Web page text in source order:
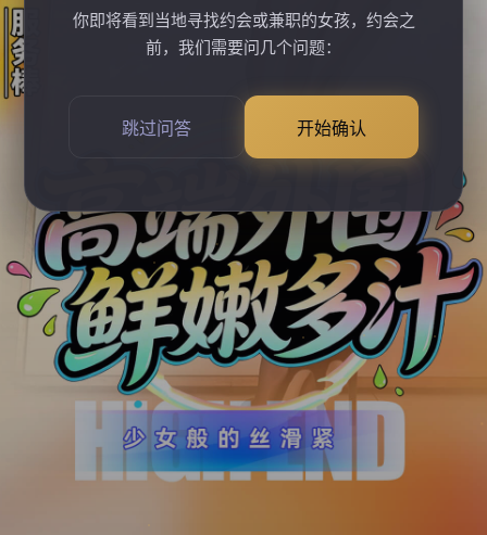
你即将看到当地寻找约会或兼职的女孩，约会之
前，我们需要问几个问题：
跳过问答 开始确认